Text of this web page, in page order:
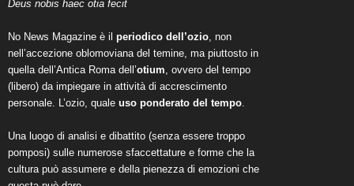
Deus nobis haec otia fecit
No News Magazine è il periodico dell’ozio , non
nell’accezione oblomoviana del temine, ma piuttosto in
quella dell’Antica Roma dell’otium , ovvero del tempo
(libero) da impiegare in attività di accrescimento
personale. L’ozio, quale uso ponderato del tempo
Una luogo di analisi e dibattito (senza essere troppo
pomposi) sulle numerose sfaccettature e forme che la
cultura può assumere e della pienezza di emozioni che